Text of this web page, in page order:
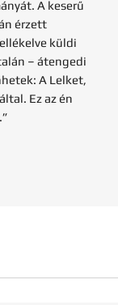
A keserű
érzett
küldi
– átengedi
A Lelket,
Ez az én